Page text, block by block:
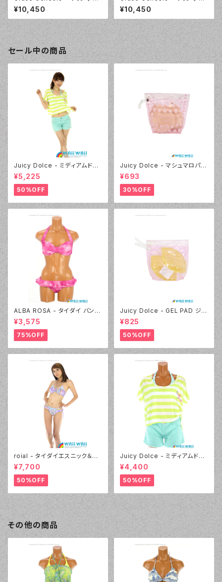
ダー （5117 - 75:ネイビーブル
ー）
¥10,450
ダー （5117 - 01:ホワイト）
¥10,450
セール中の商品
Juicy Dolce - ミディアムドッ
ト（4412 - 60:グリーン）
¥5,225
50%OFF
Juicy Dolce - マシュマロパッ
ド（032 - 40:イエロー）
¥693
30%OFF
ALBA ROSA - タイダイ バンド
ゥ（14407 - 12:ピンク）
¥3,575
75%OFF
Juicy Dolce - GEL PAD ジェ
ルパッド（030 - 40:イエロー）
¥825
50%OFF
roial - タイダイエスニック＆デ
ニムプリント（24405 - 80:パー
プル）
¥7,700
50%OFF
Juicy Dolce - ミディアムドッ
ト（3405 - 60:グリーン）
¥4,400
50%OFF
その他の商品